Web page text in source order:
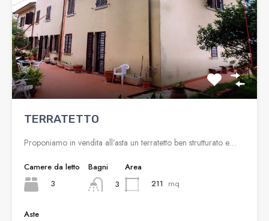
TERRATETTO
Proponiamo in vendita all’asta un terratetto ben strutturato e…
Camere da letto
3
Bagni
3
Area
211 mq
Aste